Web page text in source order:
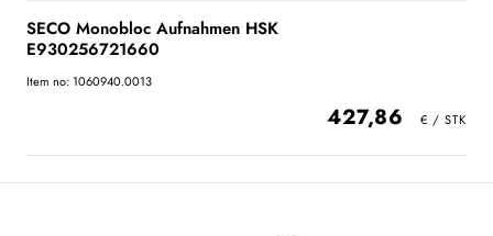
SECO Monobloc Aufnahmen HSK
E930256721660
Item no: 1060940.0013
427,86